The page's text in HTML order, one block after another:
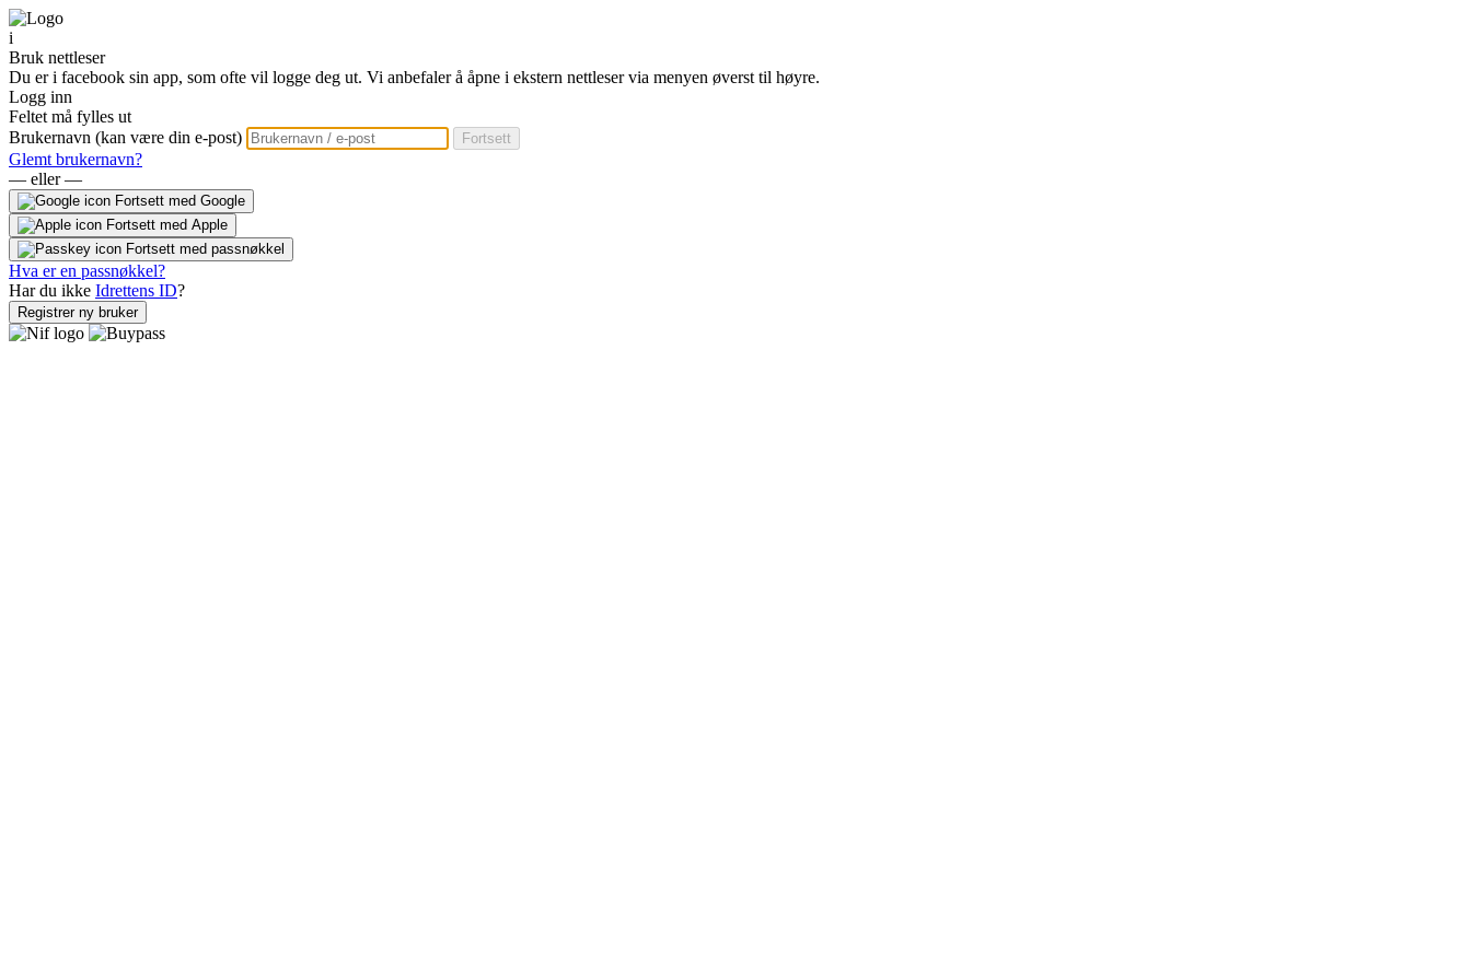
i
Bruk nettleser
Du er i facebook sin app, som ofte vil logge deg ut. Vi anbefaler å åpne i ekstern nettleser via menyen øverst til høyre.
Logg inn
Feltet må fylles ut
Brukernavn (kan være din e-post)
Fortsett
Glemt brukernavn?
— eller —
Fortsett med Google
Fortsett med Apple
Fortsett med passnøkkel
Hva er en passnøkkel?
Har du ikke Idrettens ID?
Registrer ny bruker